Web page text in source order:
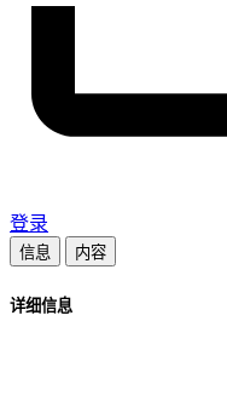
登录
信息 内容
详细信息